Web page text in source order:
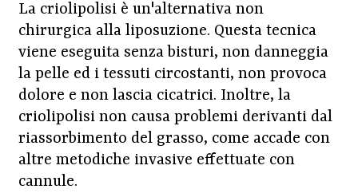
La criolipolisi è un'alternativa non
chirurgica alla liposuzione. Questa tecnica
viene eseguita senza bisturi, non danneggia
la pelle ed i tessuti circostanti, non provoca
dolore e non lascia cicatrici. Inoltre, la
criolipolisi non causa problemi derivanti dal
riassorbimento del grasso, come accade con
altre metodiche invasive effettuate con
cannule.